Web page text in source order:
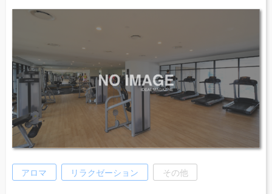
アロマ リラクゼーション その他